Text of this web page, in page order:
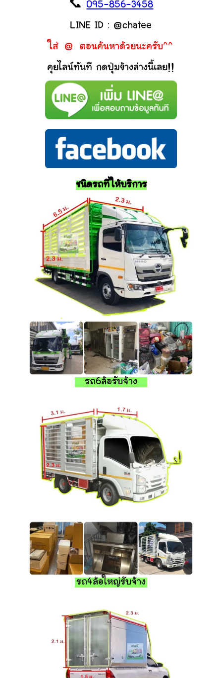
📞095-856-3458
LINE ID : @chatee
ใส่ @ ตอนค้นหาด้วยนะครับ^^
คุยไลน์ทันที กดปุ่มข้างล่างนี้เลย!!
ชนิดรถที่ให้บริการ
รถ6ล้อรับจ้าง
รถ4ล้อใหญ่รับจ้าง